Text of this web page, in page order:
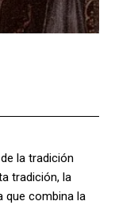
la tradición
tradición, la
que combina la